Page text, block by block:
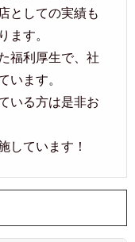
としての実績も
ます。
福利厚生で、社
います。
いる方は是非お
しています！